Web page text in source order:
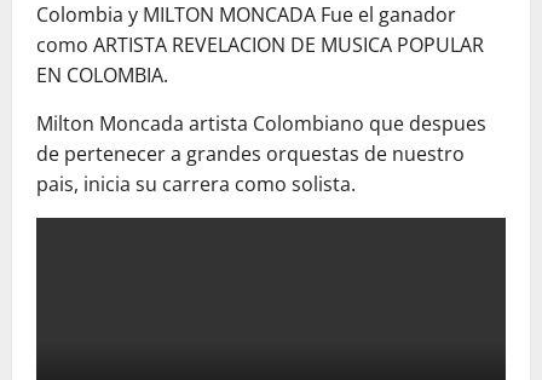
Colombia y MILTON MONCADA Fue el ganador
como ARTISTA REVELACION DE MUSICA POPULAR
EN COLOMBIA.
Milton Moncada artista Colombiano que despues
de pertenecer a grandes orquestas de nuestro
pais, inicia su carrera como solista.